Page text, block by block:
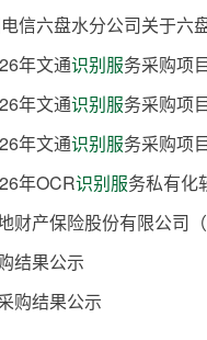
年文通识别服务采购项
年文通识别服务采购项
年文通识别服务采购项
年OCR识别服务私有化软
结果公示
购结果公示